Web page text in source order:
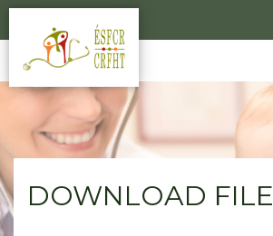
DOWNLOAD FILE